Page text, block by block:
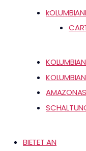
BIETET AN